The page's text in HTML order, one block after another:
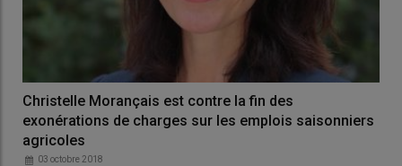
Christelle Morançais est contre la fin des
exonérations de charges sur les emplois saisonniers
agricoles
03 octobre 2018